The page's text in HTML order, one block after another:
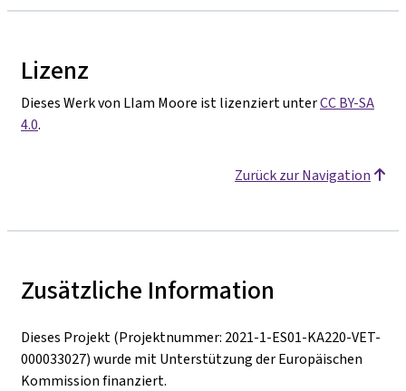
Lizenz
Dieses Werk von LIam Moore ist lizenziert unterCC BY-SA
4.0.
Zurück zur Navigation
Zusätzliche Information
Dieses Projekt (Projektnummer: 2021-1-ES01-KA220-VET-
000033027) wurde mit Unterstützung der Europäischen
Kommission finanziert.